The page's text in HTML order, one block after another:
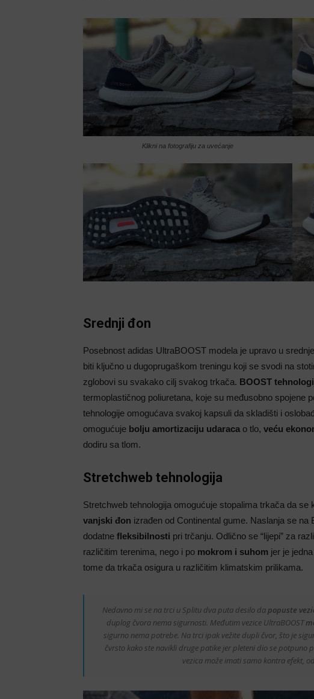
Klikni na fotografiju za uvećanje
Srednji đon
Posebnost adidas UltraBOOST modela je upravo u
biti ključno u dugoprugaškom treningu koji se svodi na
zglobovi su svakako cilj svakog trkača. BOOST
termoplastičnog poliuretana, koje su međusobno spojene
tehnologije omogućava svakoj kapsuli da skladišti i
omogućuje bolju amortizaciju udaraca o tlo, veću
dodiru sa tlom.
Stretchweb tehnologija
Stretchweb tehnologija omogućuje stopalima trkača da se
vanjski đon izrađen od Continental gume. Naslanja se
dodatne fleksibilnosti pri trčanju. Odlično se “lijepi” za
različitim terenima, nego i po mokrom i suhom jer je
tome da trkača osigura u različitim klimatskim prilikama.
Nedavno mi se na trci u Splitu dva puta desilo da popuste
duplog čvora nema sigurnosti. Međutim vezice UltraBOOST
sigurno nema potrebe. Na trci ipak vežite dupli čvor, što je
čvrsto kako ste navikli druge patike jer pleteni dio se
vezica može imati samo kontra efekt,